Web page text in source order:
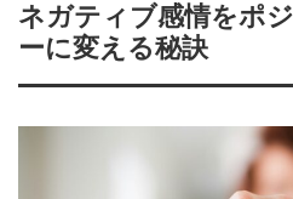
ネガティブ感情をポ
ーに変える秘訣